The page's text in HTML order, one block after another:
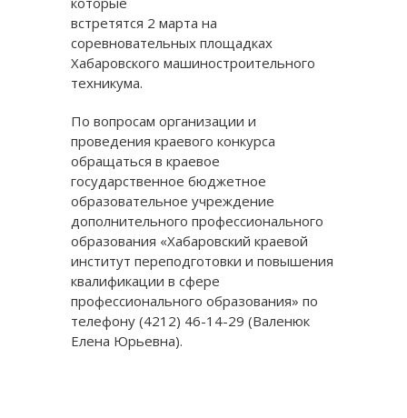
встретятся 2 марта на
соревновательных площадках
Хабаровского машиностроительного
техникума.
По вопросам организации и
проведения краевого конкурса
обращаться в краевое
государственное бюджетное
образовательное учреждение
дополнительного профессионального
образования «Хабаровский краевой
институт переподготовки и повышения
квалификации в сфере
профессионального образования» по
телефону (4212) 46-14-29 (Валенюк
Елена Юрьевна).